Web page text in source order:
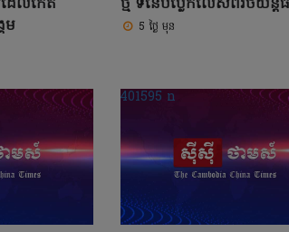
ម
5 ថ្ងៃ មុន